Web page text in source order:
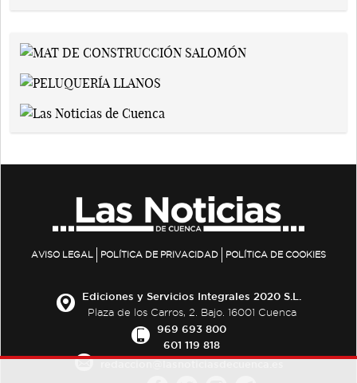
AVISO LEGAL POLÍTICA DE PRIVACIDAD POLÍTICA DE COOKIES
Ediciones y Servicios Integrales 2020 S.L.
Plaza de los Carros, 2. Bajo. 16001 Cuenca
969 693 800
601 119 818